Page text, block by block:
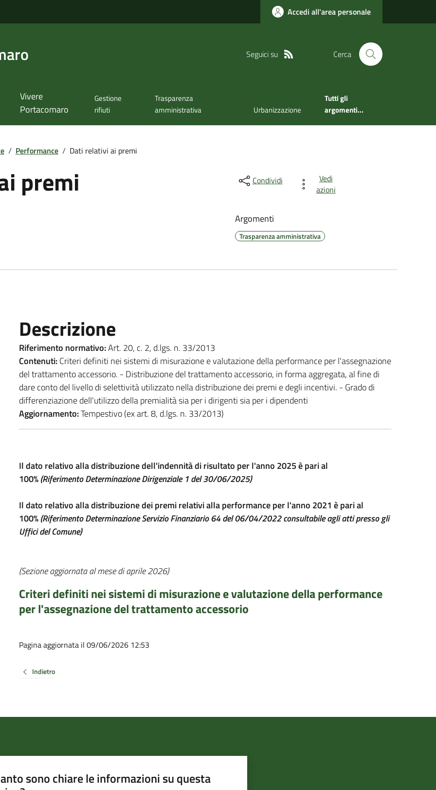
Accedi all'area personale
Seguici su Cerca
Vivere
Portacomaro
Gestione
rifiuti
Trasparenza
amministrativa
Urbanizzazione
Tutti gli
argomenti...
/ Performance / Dati relativi ai premi
premi Condividi
Vedi
azioni
Argomenti
Trasparenza amministrativa
Descrizione
Riferimento normativo:Art. 20, c. 2, d.lgs. n. 33/2013
Contenuti:Criteri definiti nei sistemi di misurazione e valutazione della performance per l'assegnazione
del trattamento accessorio. - Distribuzione del trattamento accessorio, in forma aggregata, al fine di
dare conto del livello di selettività utilizzato nella distribuzione dei premi e degli incentivi. - Grado di
differenziazione dell'utilizzo della premialità sia per i dirigenti sia per i dipendenti
Aggiornamento:Tempestivo (ex art. 8, d.lgs. n. 33/2013)
Il dato relativo alla distribuzione dell'indennità di risultato per l'anno 2025 è pari al
100%(Riferimento Determinazione Dirigenziale 1 del 30/06/2025)
Il dato relativo alla distribuzione dei premi relativi alla performance per l'anno 2021 è pari al
100%(Riferimento Determinazione Servizio Finanziario 64 del 06/04/2022 consultabile agli atti presso gli
Uffici del Comune)
(Sezione aggiornata al mese di aprile 2026)
Criteri definiti nei sistemi di misurazione e valutazione della performance
per l'assegnazione del trattamento accessorio
Pagina aggiornata il 09/06/2026 12:53
Indietro
sono chiare le informazioni su questa